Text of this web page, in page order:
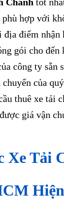
hợp với
điểm nhận
gói cho
công ty sẵn
của
thuê xe tải
giá vận
Xe Tải